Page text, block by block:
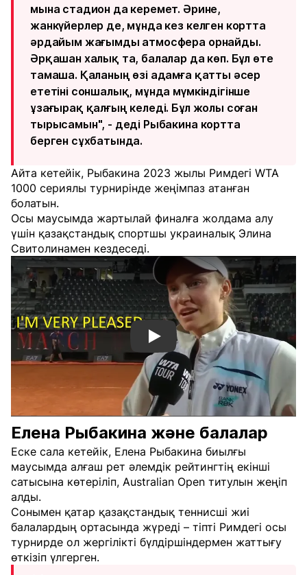
мына стадион да керемет. Әрине,
жанкүйерлер де, мұнда кез келген кортта
әрдайым жағымды атмосфера орнайды.
Әрқашан халық та, балалар да көп. Бұл өте
тамаша. Қаланың өзі адамға қатты әсер
ететіні соншалық, мұнда мүмкіндігінше
ұзағырақ қалғың келеді. Бұл жолы соған
тырысамын", - деді Рыбакина кортта
берген сұхбатында.
Айта кетейік, Рыбакина 2023 жылы Римдегі WTA
1000 сериялы турнирінде жеңімпаз атанған
болатын.
Осы маусымда жартылай финалға жолдама алу
үшін қазақстандық спортшы украиналық Элина
Свитолинамен кездеседі.
Смотреть видео YouTube
Елена Рыбакина және балалар
Еске сала кетейік, Елена Рыбакина биылғы
маусымда алғаш рет әлемдік рейтингтің екінші
сатысына көтеріліп, Australian Open титулын жеңіп
алды.
Сонымен қатар қазақстандық теннисші жиі
балалардың ортасында жүреді – тіпті Римдегі осы
турнирде ол жергілікті бүлдіршіндермен жаттығу
өткізіп үлгерген.